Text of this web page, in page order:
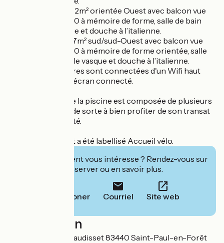
Chambre Missy : 22m² orientée Ouest avec balcon vue
piscine, lit 160x200 à mémoire de forme, salle de bain
avec double vasque et douche à l’italienne.
Chambre Kean : 27m² sud/sud-Ouest avec balcon vue
piscine, lit 160x200 à mémoire de forme orientée, salle
de bain avec double vasque et douche à l’italienne.
Toutes les chambres sont connectées d'un Wifi haut
débit gratuit avec écran connecté.
L’espace autour de la piscine est composée de plusieurs
plages intimistes de sorte à bien profiter de son transat
en toute tranquillité.
Cet établissement a été labellisé Accueil vélo.
Cet établissement vous intéresse ? Rendez-vous sur
leur site pour réserver ou en savoir plus.
Téléphoner Courriel Site web
Localisation
820 B, Vallon de Baudisset 83440 Saint-Paul-en-Forêt